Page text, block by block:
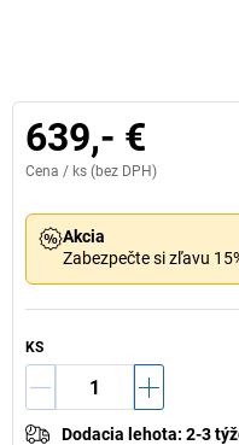
639,- €
Cena / ks (bez DPH)
Akcia
Zabezpečte si zľavu
KS
Dodacia lehota: 2-3